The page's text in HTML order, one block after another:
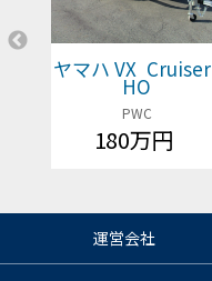
ヤマハ VX Cruiser
HO
PWC
180万円
運営会社